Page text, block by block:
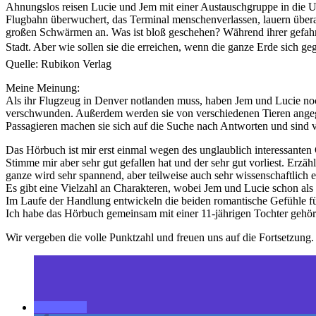
Ahnungslos reisen Lucie und Jem mit einer Austauschgruppe in
Flugbahn überwuchert, das Terminal menschenverlassen, lauern
großen Schwärmen an. Was ist bloß geschehen? Während ihrer
Stadt. Aber wie sollen sie die erreichen, wenn die ganze Erde sich
Quelle: Rubikon Verlag
Meine Meinung:
Als ihr Flugzeug in Denver notlanden muss, haben Jem und Lucie
verschwunden. Außerdem werden sie von verschiedenen Tieren
Passagieren machen sie sich auf die Suche nach Antworten und
Das Hörbuch ist mir erst einmal wegen des unglaublich
Stimme mir aber sehr gut gefallen hat und der sehr gut vorliest.
ganze wird sehr spannend, aber teilweise auch sehr
Es gibt eine Vielzahl an Charakteren, wobei Jem und Lucie schon
Im Laufe der Handlung entwickeln die beiden romantische Gefühle
Ich habe das Hörbuch gemeinsam mit einer 11-jährigen Tochter
Wir vergeben die volle Punktzahl und freuen uns auf die Fortsetzung.